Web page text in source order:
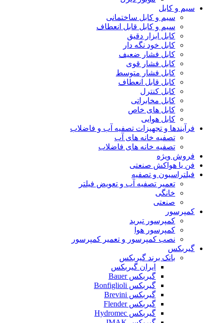
سیم و کابل
سیم و کابل ساختمانی
سیم و کابل قابل انعطاف
کابل ابزار دقیق
کابل خود نگه دار
کابل فشار ضعیف
کابل فشار قوی
کابل فشار متوسط
کابل قابل انعطاف
کابل کنترل
کابل مخابراتی
کابل های خاص
کابل هوایی
فرآیندها و تجهیزات تصفیه آب و فاضلاب
تصفیه خانه های آب
تصفیه خانه های فاضلاب
فروش ویژه
فن یا هواکش صنعتی
فیلتراسیون و تصفیه
تعمیر تصفیه آب و تعویض فیلتر
خانگی
صنعتی
کمپرسور
کمپرسور تبرید
کمپرسور هوا
نصب کمپرسور و تعمیر کمپرسور
گیربکس
بانک برند گیربکس
ایران گیربکس
گیربکس Bauer
گیربکس Bonfiglioli
گیربکس Brevini
گیربکس Flender
گیربکس Hydromec